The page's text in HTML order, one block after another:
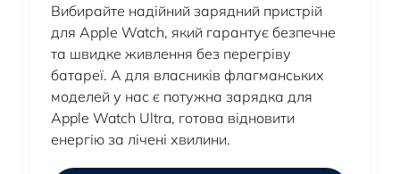
Вибирайте надійний зарядний пристрій
для Apple Watch, який гарантує безпечне
та швидке живлення без перегріву
батареї. А для власників флагманських
моделей у нас є потужна зарядка для
Apple Watch Ultra, готова відновити
енергію за лічені хвилини.